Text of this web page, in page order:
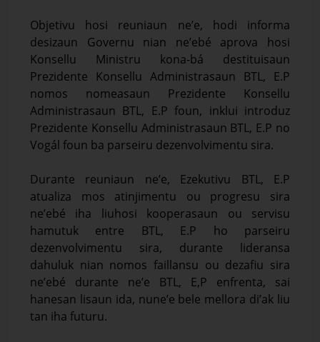
Objetivu hosi reuniaun ne’e, hodi informa
desizaun Governu nian ne’ebé aprova hosi
Konsellu Ministru kona-bá destituisaun
Prezidente Konsellu Administrasaun BTL, E.P
nomos nomeasaun Prezidente Konsellu
Administrasaun BTL, E.P foun, inklui introduz
Prezidente Konsellu Administrasaun BTL, E.P no
Vogál foun ba parseiru dezenvolvimentu sira.
Durante reuniaun ne’e, Ezekutivu BTL, E.P
atualiza mos atinjimentu ou progresu sira
ne’ebé iha liuhosi kooperasaun ou servisu
hamutuk entre BTL, E.P ho parseiru
dezenvolvimentu sira, durante lideransa
dahuluk nian nomos faillansu ou dezafiu sira
ne’ebé durante ne’e BTL, E,P enfrenta, sai
hanesan lisaun ida, nune’e bele mellora di’ak liu
tan iha futuru.